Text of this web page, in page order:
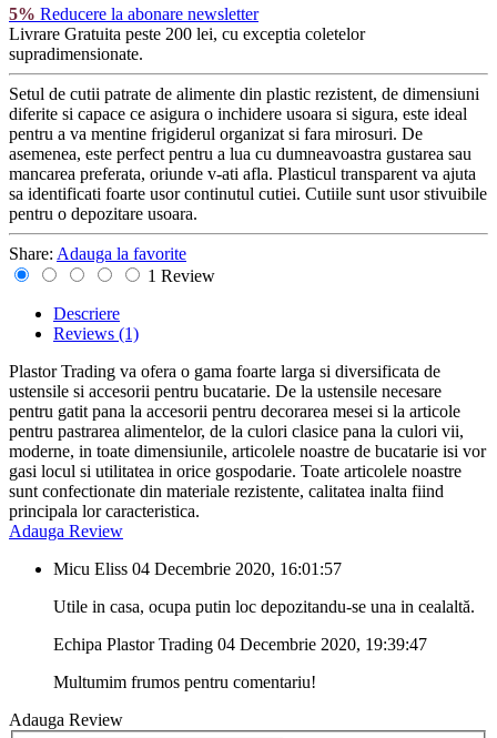
5% Reducere la abonare newsletter
Livrare Gratuita peste 200 lei, cu exceptia coletelor
supradimensionate.
Setul de cutii patrate de alimente din plastic rezistent, de dimensiuni
diferite si capace ce asigura o inchidere usoara si sigura, este ideal
pentru a va mentine frigiderul organizat si fara mirosuri. De
asemenea, este perfect pentru a lua cu dumneavoastra gustarea sau
mancarea preferata, oriunde v-ati afla. Plasticul transparent va ajuta
sa identificati foarte usor continutul cutiei. Cutiile sunt usor stivuibile
pentru o depozitare usoara.
Share: Adauga la favorite
1 Review
Descriere
Reviews (1)
Plastor Trading va ofera o gama foarte larga si diversificata de
ustensile si accesorii pentru bucatarie. De la ustensile necesare
pentru gatit pana la accesorii pentru decorarea mesei si la articole
pentru pastrarea alimentelor, de la culori clasice pana la culori vii,
moderne, in toate dimensiunile, articolele noastre de bucatarie isi vor
gasi locul si utilitatea in orice gospodarie. Toate articolele noastre
sunt confectionate din materiale rezistente, calitatea inalta fiind
principala lor caracteristica.
Adauga Review
Micu Eliss 04 Decembrie 2020, 16:01:57
Utile in casa, ocupa putin loc depozitandu-se una in cealaltă.
Echipa Plastor Trading 04 Decembrie 2020, 19:39:47
Multumim frumos pentru comentariu!
Adauga Review